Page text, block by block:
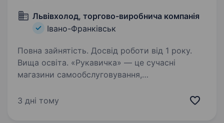
Львівхолод, торгово-виробнича компанія
Івано-Франківськ
Повна зайнятість. Досвід роботи від 1 року.
Вища освіта. «Рукавичка» — це сучасні
магазини самообслуговування,
та найкращі західні практики ритейлу.
3 дні тому